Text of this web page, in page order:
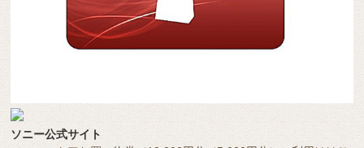
ソニー公式サイト